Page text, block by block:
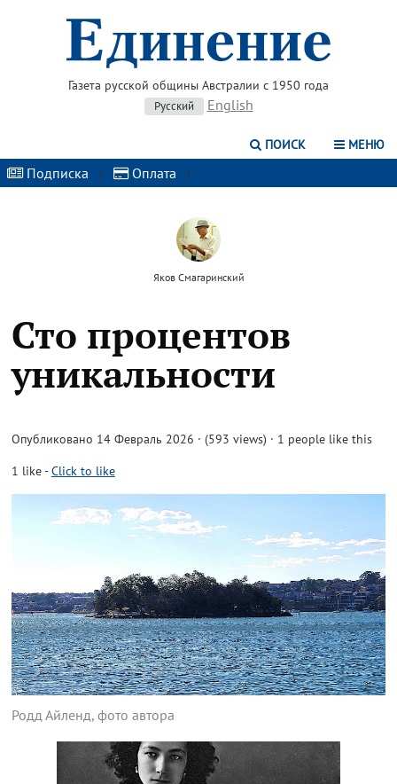
Газета русской общины Австралии с 1950 года
Русский English
ПОИСК МЕНЮ
Подписка | Оплата |
Яков Смагаринский
Сто процентов
уникальности
Опубликовано 14 Февраль 2026 · (593 views) · 1 people like this
1 like-Click to like
Родд Айленд, фото автора